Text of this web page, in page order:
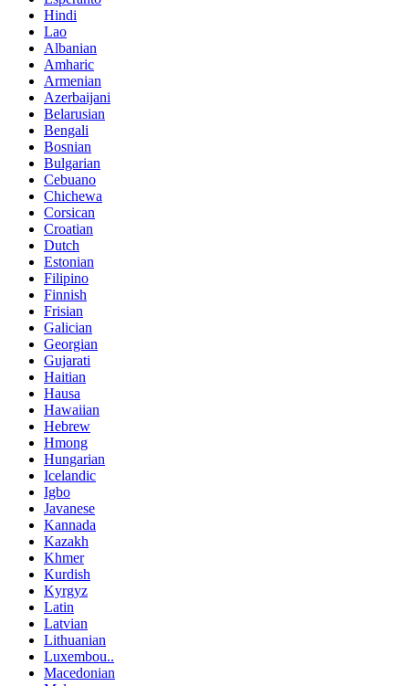
Hindi
Lao
Albanian
Amharic
Armenian
Azerbaijani
Belarusian
Bengali
Bosnian
Bulgarian
Cebuano
Chichewa
Corsican
Croatian
Dutch
Estonian
Filipino
Finnish
Frisian
Galician
Georgian
Gujarati
Haitian
Hausa
Hawaiian
Hebrew
Hmong
Hungarian
Icelandic
Igbo
Javanese
Kannada
Kazakh
Khmer
Kurdish
Kyrgyz
Latin
Latvian
Lithuanian
Luxembou..
Macedonian